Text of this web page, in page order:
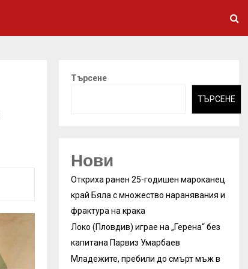
Търсене
ТЪРСЕНЕ
Нови
Откриха ранен 25-годишен мароканец
край Бяла с множество наранявания и
фрактура на крака
Локо (Пловдив) играе на „Герена“ без
капитана Парвиз Умарбаев
Младежите, пребили до смърт мъж в